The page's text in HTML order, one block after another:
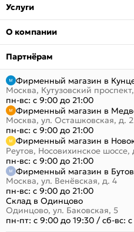
Услуги
О компании
Партнёрам
Фирменный магазин в
Москва, Кутузовский
пн-вс: с 9:00 до 21:00
Фирменный магазин в
Москва, ул. Осташковская, д.
пн-вс: с 9:00 до 21:00
Фирменный магазин в
Реутов, Носовихинское шоссе,
пн-вс: с 9:00 до 21:00
Фирменный магазин в
Москва, ул. Венёвская, д. 4
пн-вс: с 9:00 до 21:00
Склад в Одинцово
Одинцово, ул. Баковская, 5
пн-пт: с 9:00 до 19:30 /сб-вс: